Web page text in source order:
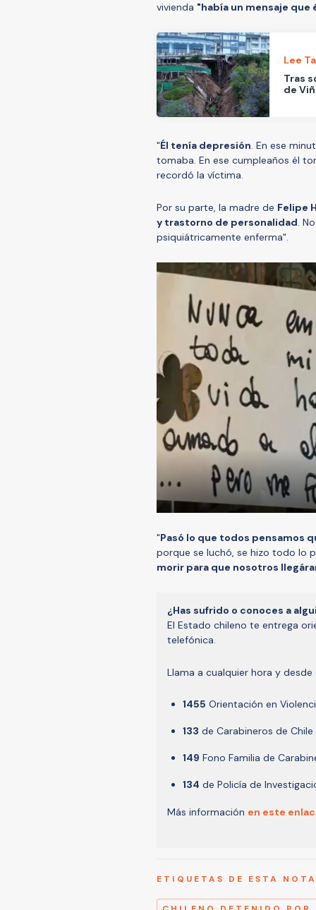
vivienda "había un mensaje que
Lee
Tras
de
"Él tenía depresión. En ese
tomaba. En ese cumpleaños él
recordó la víctima.
Por su parte, la madre de Felipe
y trastorno de personalidad.
psiquiátricamente enferma".
"Pasó lo que todos pensamos
porque se luchó, se hizo todo lo
morir para que nosotros
¿Has sufrido o conoces a
El Estado chileno te entrega
telefónica.
Llama a cualquier hora y
1455 Orientación en
133 de Carabineros de Chile
149 Fono Familia de
134 de Policía de
Más información en este
ETIQUETAS DE ESTA NOTA